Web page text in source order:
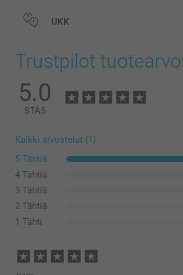
UKK
Trustpilot
5.0
STÄ5
Kaikki arvostelut (1)
5 Tähtiä
4 Tähtiä
3 Tähtiä
2 Tähtiä
1 Tähti